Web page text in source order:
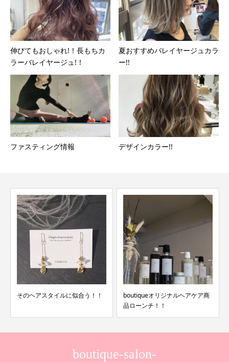
伸びてもおしゃれ!！長もちカ
ラーバレイヤージュ!！
夏おすすめバレイヤージュカラ
ー!!
ファスティング情報 デザインカラー!!
そのヘアスタイルに似合う！！
boutiqueオリジナルヘアケア商
品ローンチ！！
boutique-salon-